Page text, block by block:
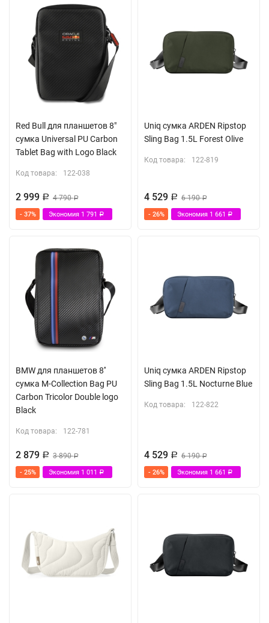
Red Bull для планшетов 8"
сумка Universal PU Carbon
Tablet Bag with Logo Black
Код товара: 122-038
2 999 Р 4 790Р
- 37% Экономия 1 791 Р
Uniq сумка ARDEN Ripstop
Sling Bag 1.5L Forest Olive
Код товара: 122-819
4 529 Р 6 190Р
- 26% Экономия 1 661 Р
BMW для планшетов 8''
сумка M-Collection Bag PU
Carbon Tricolor Double logo
Black
Код товара: 122-781
2 879 Р 3 890Р
- 25% Экономия 1 011 Р
Uniq сумка ARDEN Ripstop
Sling Bag 1.5L Nocturne Blue
Код товара: 122-822
4 529 Р 6 190Р
- 26% Экономия 1 661 Р